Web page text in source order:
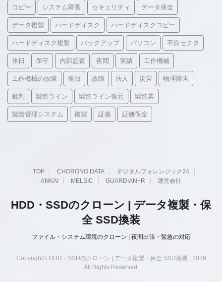
コピー システム障害 セキュリティ データ保全
データ複製 ハードディスク ハードディスクコピー
ハードディスク複製 バックアップ パソコン 不良セクタ
休日 保守 内部監査 夜間 実績 工作機械
工作機械の故障 復旧 故障 法人 災害 物理障害
裁判 製造ライン 製造ライン復元 製造業
製造管理システム 複製 証拠 証拠保全
TOP CHORONO DATA
デジタルフォレンジック24
ANKAI
MELSIC GUARDIAN+R 運営会社
HDD・SSDのクローン | データ複製・保
全 SSD換装
ファイル・システム環境のクローン | 夜間出張・緊急の対応
Copyright© HDD・SSDのクローン | データ複製・保全 SSD換装 , 2026
All Rights Reserved.